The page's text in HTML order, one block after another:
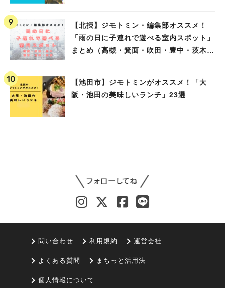
【北摂】ジモトミン・編集部オススメ！
「雨の日に子連れで遊べる室内スポット」
まとめ（高槻・箕面・吹田・豊中・茨木・
【池田市】ジモトミンがオススメ！「大
阪・池田の美味しいランチ」23選
問い合わせ 利用規約 運営会社
よくある質問 まちっと活用法
個人情報について